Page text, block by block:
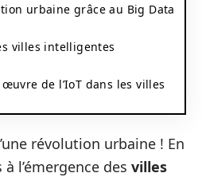
urbaine grâce au Big Data
villes intelligentes
de l’IoT dans les villes
révolution urbaine ! En
l’émergence des villes